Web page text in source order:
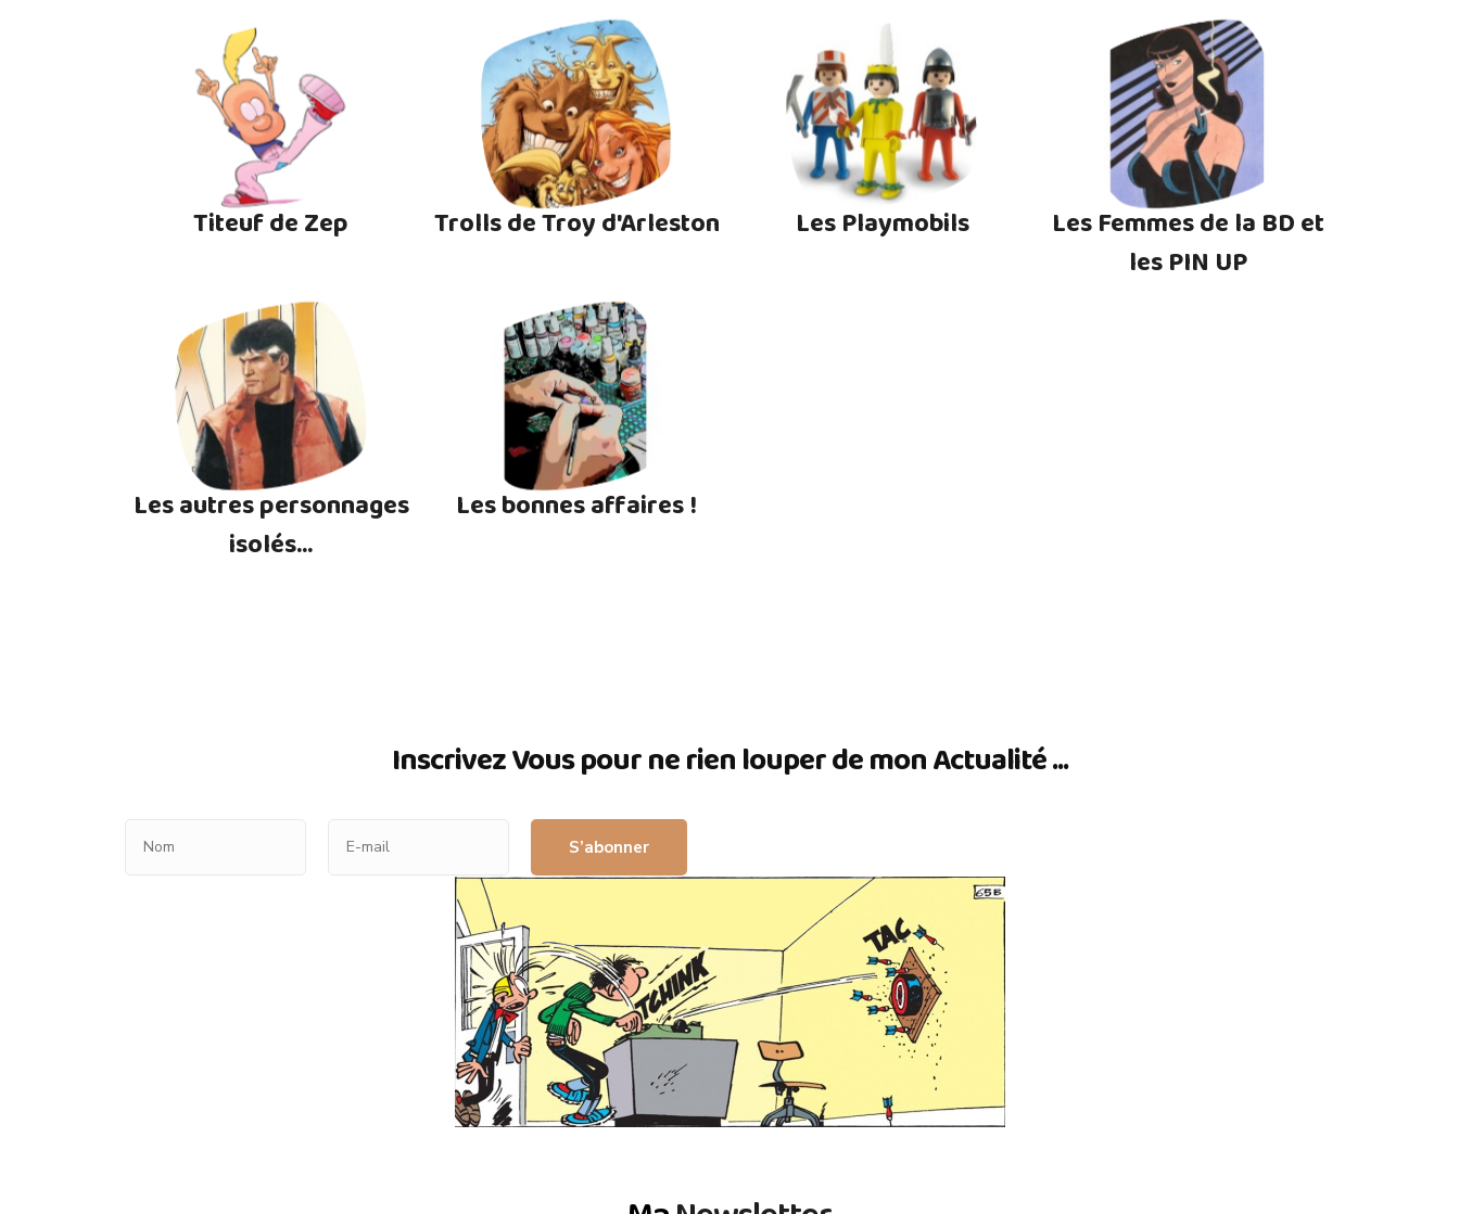
Titeuf de Zep Trolls de Troy d'Arleston Les Playmobils
Les Femmes de la BD et
les PIN UP
Les autres personnages
isolés...
Les bonnes affaires !
Inscrivez Vous pour ne rien louper de mon Actualité ...
S’abonner